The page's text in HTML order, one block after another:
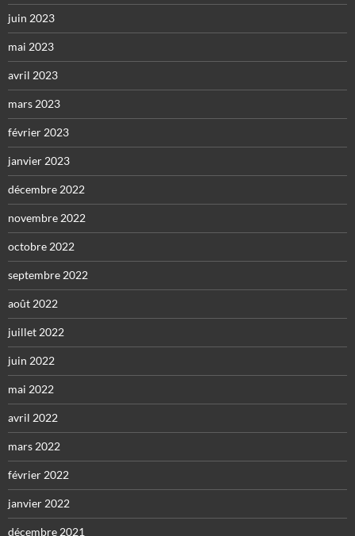
juin 2023
mai 2023
avril 2023
mars 2023
février 2023
janvier 2023
décembre 2022
novembre 2022
octobre 2022
septembre 2022
août 2022
juillet 2022
juin 2022
mai 2022
avril 2022
mars 2022
février 2022
janvier 2022
décembre 2021